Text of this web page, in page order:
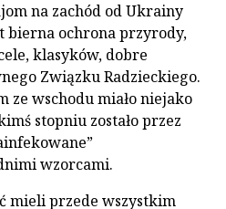
na zachód od Ukrainy
bierna ochrona przyrody,
klasyków, dobre
Związku Radzieckiego.
wschodu miało niejako
stopniu zostało przez
wzorcami.
mieli przede wszystkim